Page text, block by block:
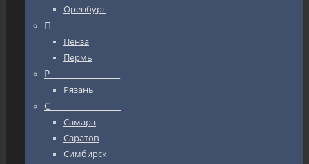
Оренбург
П_________________
Пенза
Пермь
Р_________________
Рязань
С_________________
Самара
Саратов
Симбирск